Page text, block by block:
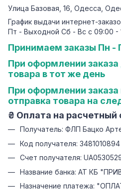
Улица Базовая, 16, Одесса,
График выдачи интернет-
Пт - Выходной Сб - Вс с 09:00 -
Принимаем заказы Пн -
При оформлении заказа
товара в тот же день
При оформлении заказа
отправка товара на
₴ Оплата на расчетный
Получатель: ФЛП Бацко
Код получателя: 3481010894
Счет получателя:
Название банка: АТ КБ
Назначение платежа: